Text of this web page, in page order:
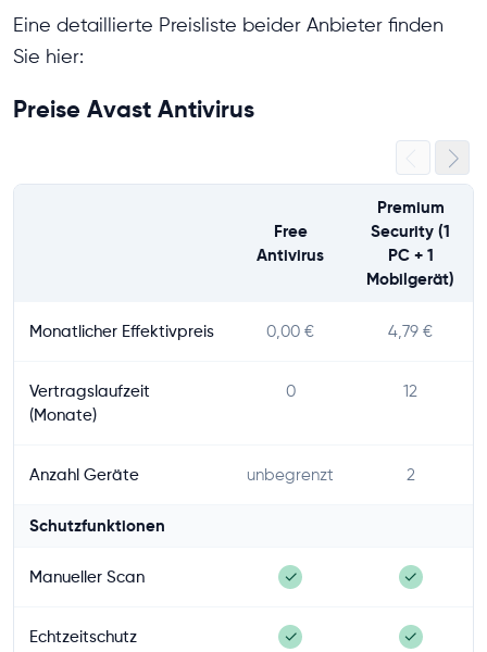
Eine detaillierte Preisliste beider Anbieter finden
Sie hier:
Preise Avast Antivirus
Free
Antivirus
Premium
Security (1
PC + 1
Mobilgerät)
Monatlicher Effektivpreis 0,00 € 4,79 €
Vertragslaufzeit
(Monate)
0 12
Anzahl Geräte unbegrenzt 2
Schutzfunktionen
Manueller Scan ✓ ✓
Echtzeitschutz ✓ ✓